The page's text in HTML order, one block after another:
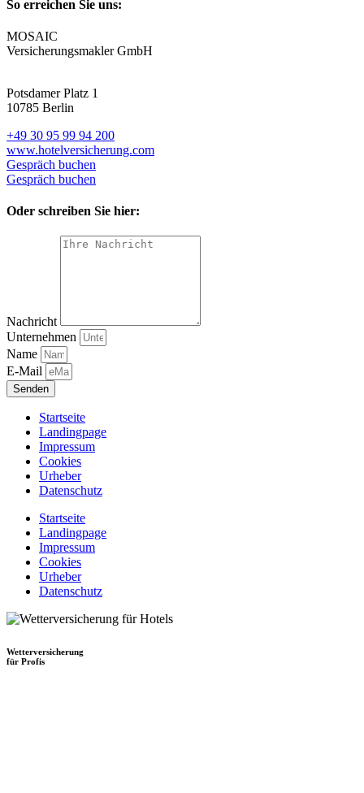
So erreichen Sie uns:
MOSAIC
Versicherungsmakler GmbH
Potsdamer Platz 1
10785 Berlin
+49 30 95 99 94 200
www.hotelversicherung.com
Gespräch buchen
Gespräch buchen
Oder schreiben Sie hier:
Nachricht
Unternehmen
Name
E-Mail
Senden
Startseite
Landingpage
Impressum
Cookies
Urheber
Datenschutz
Startseite
Landingpage
Impressum
Cookies
Urheber
Datenschutz
Wetterversicherung
für Profis